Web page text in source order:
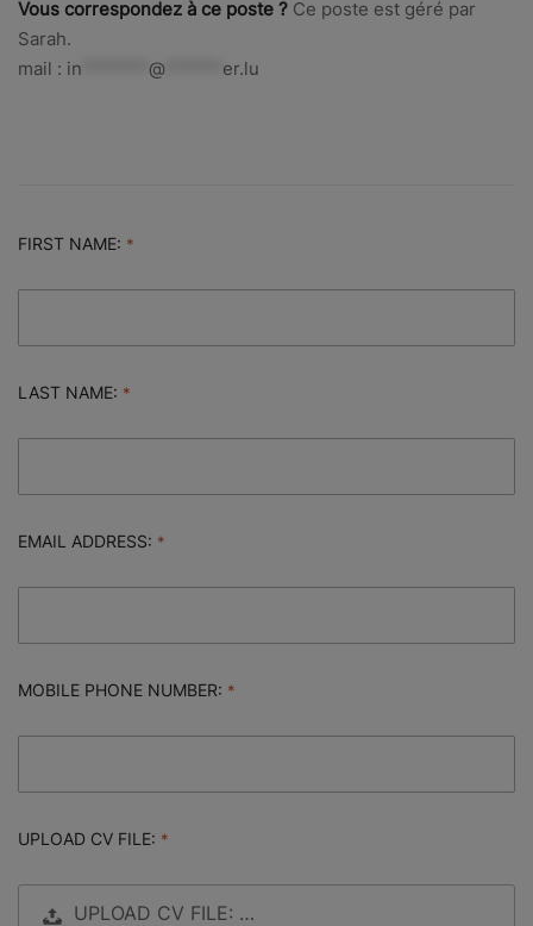
Vous correspondez à ce poste ? Ce poste est géré par
Sarah.
mail : in @ er.lu
FIRST NAME:
LAST NAME:
EMAIL ADDRESS:
MOBILE PHONE NUMBER:
UPLOAD CV FILE:
UPLOAD CV FILE: …